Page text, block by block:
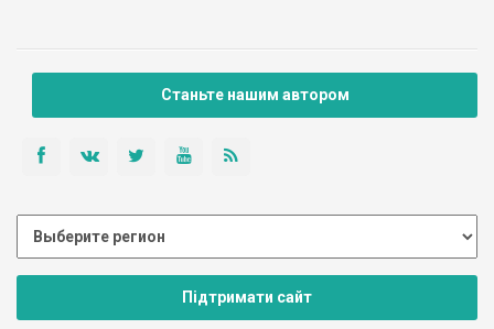
Станьте нашим автором
Підтримати сайт